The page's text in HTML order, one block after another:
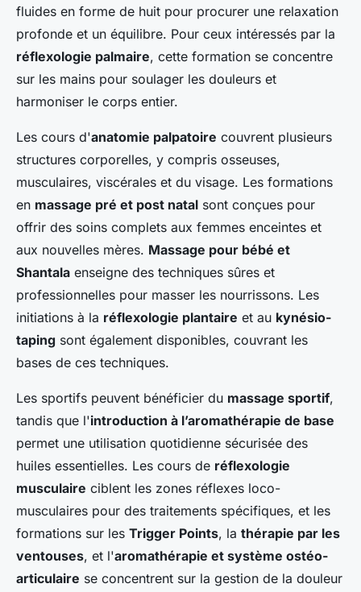
fluides en forme de huit pour procurer une relaxation
profonde et un équilibre. Pour ceux intéressés par la
réflexologie palmaire, cette formation se concentre
sur les mains pour soulager les douleurs et
harmoniser le corps entier.
Les cours d'anatomie palpatoire couvrent plusieurs
structures corporelles, y compris osseuses,
musculaires, viscérales et du visage. Les formations
en massage pré et post natal sont conçues pour
offrir des soins complets aux femmes enceintes et
aux nouvelles mères. Massage pour bébé et
Shantala enseigne des techniques sûres et
professionnelles pour masser les nourrissons. Les
initiations à la réflexologie plantaire et au kynésio-
taping sont également disponibles, couvrant les
bases de ces techniques.
Les sportifs peuvent bénéficier du massage sportif,
tandis que l'introduction à l’aromathérapie de base
permet une utilisation quotidienne sécurisée des
huiles essentielles. Les cours de réflexologie
musculaire ciblent les zones réflexes loco-
musculaires pour des traitements spécifiques, et les
formations sur les Trigger Points, la thérapie par les
ventouses, et l'aromathérapie et système ostéo-
articulaire se concentrent sur la gestion de la douleur